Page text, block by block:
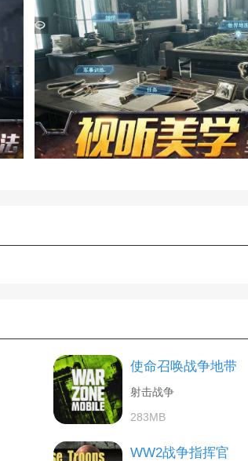
使命召唤战争地带
射击战争
283MB
WW2战争指挥官